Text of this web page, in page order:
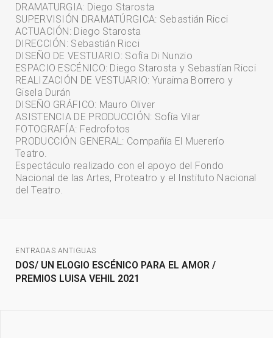
DRAMATURGIA: Diego Starosta
SUPERVISIÓN DRAMATÚRGICA: Sebastián Ricci
ACTUACIÓN: Diego Starosta
DIRECCIÓN: Sebastián Ricci
DISEÑO DE VESTUARIO: Sofía Di Nunzio
ESPACIO ESCÉNICO: Diego Starosta y Sebastían Ricci
REALIZACIÓN DE VESTUARIO: Yuraima Borrero y
Gisela Durán
DISEÑO GRÁFICO: Mauro Oliver
ASISTENCIA DE PRODUCCIÓN: Sofía Vilar
FOTOGRAFÍA: Fedrofotos
PRODUCCIÓN GENERAL: Compañía El Muererío
Teatro.
Espectáculo realizado con el apoyo del Fondo
Nacional de las Artes, Proteatro y el Instituto Nacional
del Teatro.
ENTRADAS ANTIGUAS
DOS/ UN ELOGIO ESCÉNICO PARA EL AMOR /
PREMIOS LUISA VEHIL 2021